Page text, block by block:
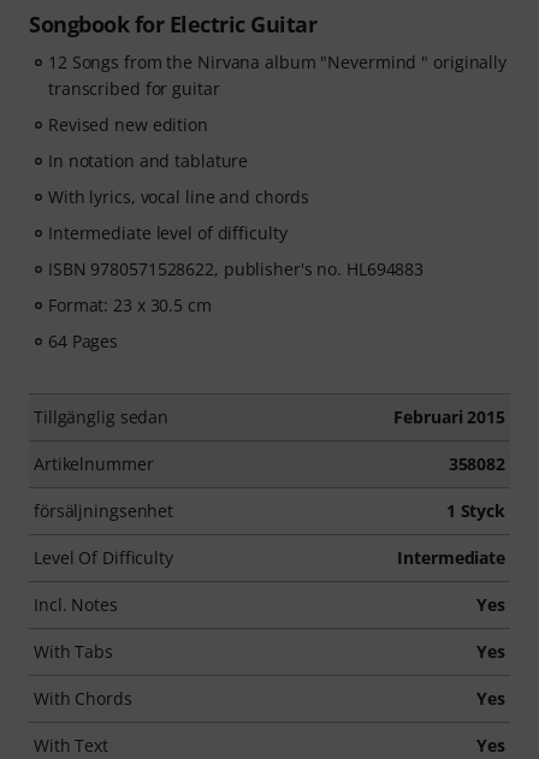
Songbook for Electric Guitar
12 Songs from the Nirvana album "Nevermind " originally
transcribed for guitar
Revised new edition
In notation and tablature
With lyrics, vocal line and chords
Intermediate level of difficulty
ISBN 9780571528622, publisher's no. HL694883
Format: 23 x 30.5 cm
64 Pages
Tillgänglig sedan Februari 2015
Artikelnummer 358082
försäljningsenhet 1 Styck
Level Of Difficulty Intermediate
Incl. Notes Yes
With Tabs Yes
With Chords Yes
With Text Yes